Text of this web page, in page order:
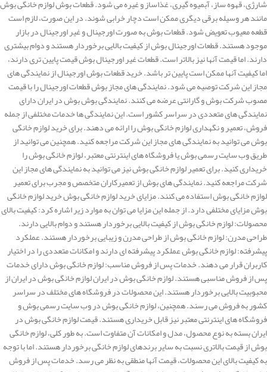
شارژی، قهوه ساز، آبمیوه گیری، غذاساز و غیره می شود. قطعات بوش لوازم خانگی بوش
مانند هر وسیله برقی دیگری ممکن است دچار خرابی شوند. در این صورت، لازم است
قطعه معیوب تعویض شود. قطعات بوش به صورت اورجینال و غیر اورجینال در بازار
موجود هستند. قطعات اورجینال بوش از کیفیت بالایی برخوردار هستند و دوام بیشتری
دارند. اما قیمت آنها نیز بالاتر است. قطعات غیر اورجینال بوش قیمت پایین تری دارند،
اما کیفیت آنها ممکن است پایین تر باشد. خرید قطعات بوش اورجینال از نمایندگی های
مجاز این شرکت توصیه می شود. نمایندگی های مجاز بوش قطعات اورجینال را با قیمت
مصوب شرکت بوش و گارانتی عرضه می کنند. نمایندگی بوش بوش در ایران دارای
نمایندگی های متعددی در سراسر کشور است. این نمایندگی ها خدمات مختلفی از جمله
فروش، تعمیر و نگهداری لوازم خانگی بوش را ارائه می دهند. برای خرید لوازم خانگی
بوش می توانید به نمایندگی های مجاز این شرکت مراجعه کنید. همچنین می توانید از
طریق وب سایت رسمی بوش یا فروشگاه های اینترنتی معتبر، لوازم خانگی بوش را
خریداری کنید. برای تعمیر لوازم خانگی بوش نیز می توانید به نمایندگی های مجاز این
شرکت مراجعه کنید. نمایندگی های بوش از تعمیرکاران متخصص و مجرب برای تعمیر
لوازم خانگی بوش استفاده می کنند. مزایای خرید لوازم خانگی بوش خرید لوازم خانگی
بوش مزایای مختلفی دارد. از جمله این مزایا می توان به موارد زیر اشاره کرد: کیفیت بالای
محصولات: لوازم خانگی بوش از کیفیت بالایی برخوردار هستند و دوام بالایی دارند.
طراحی مدرن: لوازم خانگی بوش از طراحی مدرن و زیبایی برخوردار هستند. عملکرد
پیشرفته: لوازم خانگی بوش عملکرد پیشرفته ای دارند و امکانات متعددی را در اختیار
کاربران قرار می دهند. خدمات پس از فروش مناسب: لوازم خانگی بوش دارای خدمات
پس از فروش مناسبی هستند. لوازم خانگی بوش در ایران لوازم خانگی بوش در ایران از
محبوبیت بالایی برخوردار هستند. این محصولات در فروشگاه های مختلف در سراسر
کشور به فروش می رسند. همچنین، لوازم خانگی بوش در وب سایت رسمی بوش و
فروشگاه های اینترنتی معتبر نیز قابل خریداری هستند. قیمت لوازم خانگی بوش در
ایران بسته به نوع محصول، مدل و امکانات آن متفاوت است. به طور کلی، لوازم خانگی
بوش از قیمت بالاتری نسبت به سایر برندهای لوازم خانگی برخوردار هستند. اما با توجه
به کیفیت بالای این محصولات، قیمت آنها منطقی به نظر می رسد. خدمات پس از فروش